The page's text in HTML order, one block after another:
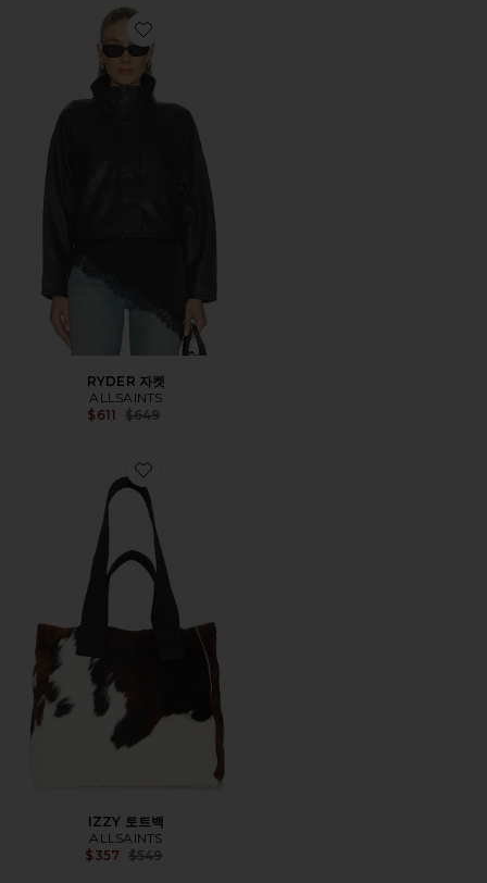
Favorite RYDER 자켓
RYDER 자켓
ALLSAINTS
$611 Previous price:
$649
Favorite IZZY 토트백
IZZY 토트백
ALLSAINTS
$357 Previous price:
$549